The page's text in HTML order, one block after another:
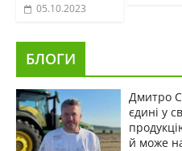
05.10.2023
БЛОГИ
Дмитро
єдині у
й може